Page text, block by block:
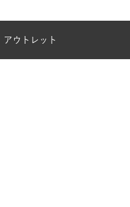
アウトレット